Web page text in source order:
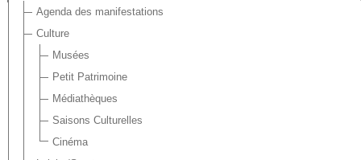
Agenda des manifestations
Culture
Musées
Petit Patrimoine
Médiathèques
Saisons Culturelles
Cinéma